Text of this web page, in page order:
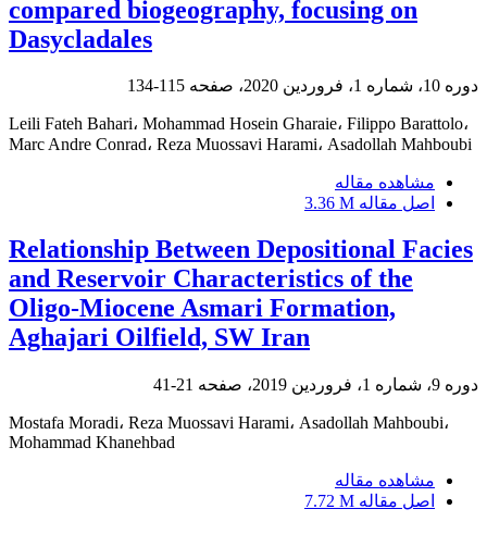
compared biogeography, focusing on
Dasycladales
دوره 10، شماره 1، فروردین 2020، صفحه 115-134
Leili Fateh Bahari، Mohammad Hosein Gharaie، Filippo Barattolo،
Marc Andre Conrad، Reza Muossavi Harami، Asadollah Mahboubi
مشاهده مقاله
اصل مقاله 3.36 M
Relationship Between Depositional Facies
and Reservoir Characteristics of the
Oligo-Miocene Asmari Formation,
Aghajari Oilfield, SW Iran
دوره 9، شماره 1، فروردین 2019، صفحه 21-41
Mostafa Moradi، Reza Muossavi Harami، Asadollah Mahboubi،
Mohammad Khanehbad
مشاهده مقاله
اصل مقاله 7.72 M